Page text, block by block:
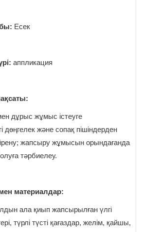
Есек
аппликация
дұрыс жұмыс істеуге
дөңгелек және сопақ пішіндерден
жапсыру жұмысын орындағанда
тәрбиелеу.
материалдар:
ала қиып жапсырылған үлгі
түрлі түсті қағаздар, желім, қайшы,